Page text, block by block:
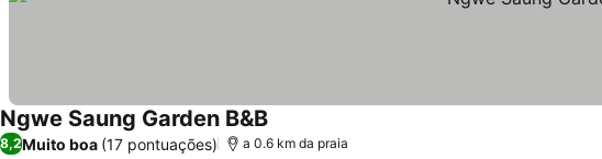
Ngwe Saung Garden B&B
8,2Muito boa (17 pontuações) a 0.6 km da praia